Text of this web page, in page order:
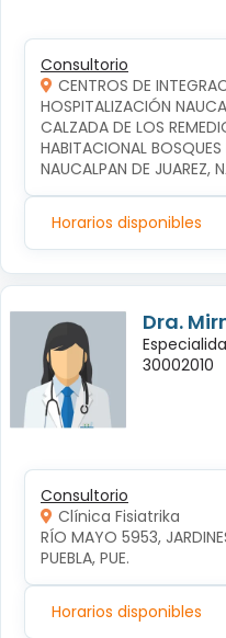
Consultorio
CENTROS DE
HOSPITALIZACIÓN
CALZADA DE LOS
HABITACIONAL
NAUCALPAN DE JUAREZ,
Horarios disponibles
Dra.
30002010
Consultorio
Clínica Fisiatrika
RÍO MAYO 5953,
PUEBLA, PUE.
Horarios disponibles